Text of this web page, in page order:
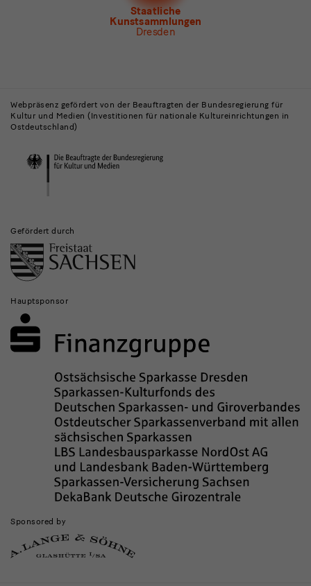
Museum für Sächsische Volkskunst
Staatliche
Kunstsammlungen
Dresden
Museen
und
Institutionen
Webpräsenz gefördert von der Beauftragten der Bundesregierung für
Kultur und Medien (Investitionen für nationale Kultureinrichtungen in
Ostdeutschland)
Gefördert durch
Hauptsponsor
Sponsored by